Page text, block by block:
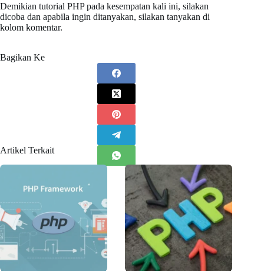
Demikian tutorial PHP pada kesempatan kali ini, silakan
dicoba dan apabila ingin ditanyakan, silakan tanyakan di
kolom komentar.
Bagikan Ke
Artikel Terkait